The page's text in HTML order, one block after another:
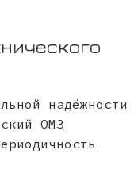
надёжности
ОМЗ